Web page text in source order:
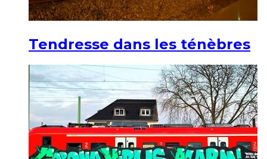
Tendresse dans les ténèbres